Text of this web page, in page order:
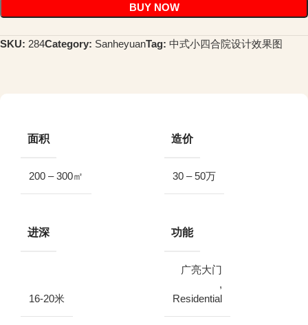
BUY NOW
SKU: 284Category: SanheyuanTag: 中式小四合院设计效果图
面积
200 – 300㎡
造价
30 – 50万
进深
16-20米
功能
广亮大门
,
Residential